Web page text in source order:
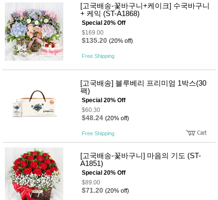
내의
가방/지
갑/케이
스
패션/잡
화
생
세탁세
생활/욕
실/청소
Supplies
문
화
공연/행
사
[고국배송-꽃바구니+케이크] 수국바구니
+ 케익 (ST-A1868)
Special 20% Off
$169.00
$135.20 (20% off)
Free Shipping
[고국배송] 블루베리 프리미엄 1박스(30
팩)
Special 20% Off
$60.30
$48.24 (20% off)
Free Shipping
[고국배송-꽃바구니] 마음의 기도 (ST-
A1851)
Special 20% Off
$89.00
$71.20 (20% off)